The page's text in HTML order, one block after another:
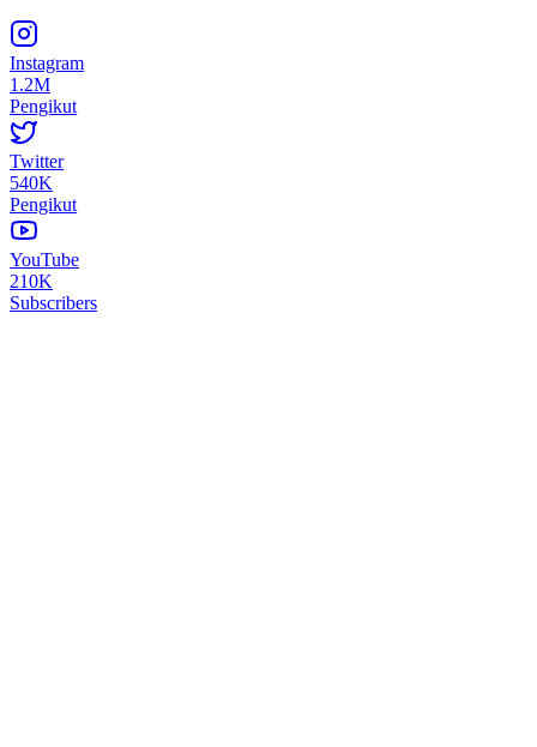
Instagram
1.2M
Pengikut
Twitter
540K
Pengikut
YouTube
210K
Subscribers